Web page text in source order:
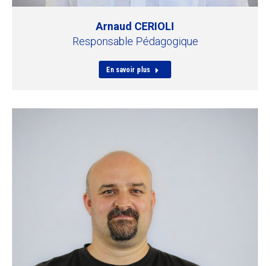
Arnaud CERIOLI
Responsable Pédagogique
En savoir plus